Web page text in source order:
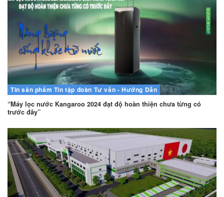
Tin sản phẩm Tin tập đoàn Tư vấn - Hướng Dẫn
“Máy lọc nước Kangaroo 2024 đạt độ hoàn thiện chưa từng có
trước đây”